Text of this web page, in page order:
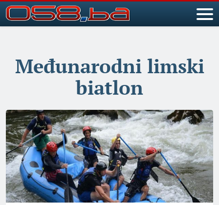
Međunarodni limski
biatlon